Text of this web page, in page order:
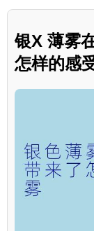
银X 薄雾
怎样的感